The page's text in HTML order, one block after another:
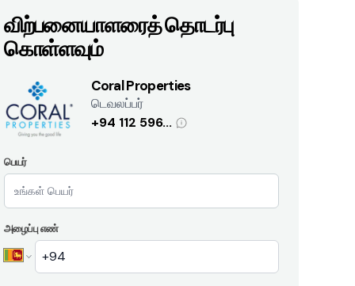
விற்பனையாளரைத் தொடர்பு
கொள்ளவும்
Coral Properties
டெவலப்பர்
+94 112 596...
பெயர்
அழைப்பு எண்